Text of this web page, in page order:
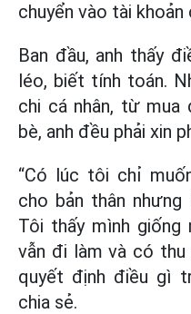
chuyển vào tài khoản
Ban đầu, anh thấy
léo, biết tính toán.
chi cá nhân, từ mua
bè, anh đều phải xin
“Có lúc tôi chỉ
cho bản thân nhưng
Tôi thấy mình giống
vẫn đi làm và có
quyết định điều gì
chia sẻ.